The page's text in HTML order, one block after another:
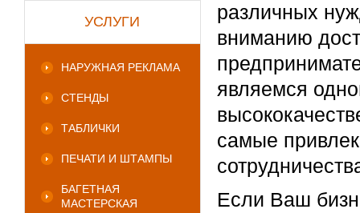
УСЛУГИ
НАРУЖНАЯ РЕКЛАМА
СТЕНДЫ
ТАБЛИЧКИ
ПЕЧАТИ И ШТАМПЫ
БАГЕТНАЯ
МАСТЕРСКАЯ
различных
вниманию
являемся
самые
Если Ваш